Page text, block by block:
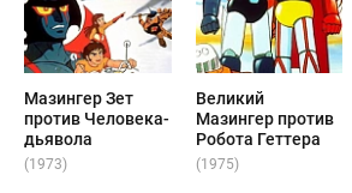
Мазингер Зет
против Человека-
дьявола
(1973)
Великий
Мазингер против
Робота Геттера
(1975)